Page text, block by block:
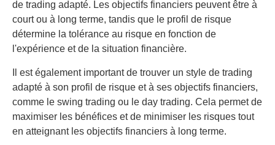
de trading adapté. Les objectifs financiers peuvent être à
court ou à long terme, tandis que le profil de risque
détermine la tolérance au risque en fonction de
l'expérience et de la situation financière.
Il est également important de trouver un style de trading
adapté à son profil de risque et à ses objectifs financiers,
comme le swing trading ou le day trading. Cela permet de
maximiser les bénéfices et de minimiser les risques tout
en atteignant les objectifs financiers à long terme.